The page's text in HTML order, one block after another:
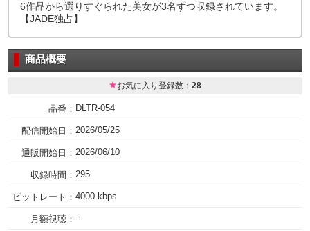
6作品から選りすぐられた美女が3名ずつ収録されています。
【JADE独占】
商品概要
お気に入り登録数： 28
品番： DLTR-054
配信開始日： 2026/05/25
通販開始日： 2026/06/10
収録時間： 295
ビットレート： 4000 kbps
月額視聴： -